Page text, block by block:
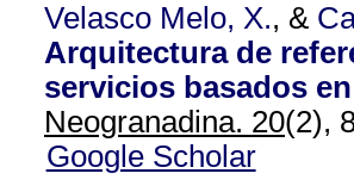
Velasco Melo, X., &
Arquitectura de
servicios basados
Neogranadina. 20(2),
Google Scholar